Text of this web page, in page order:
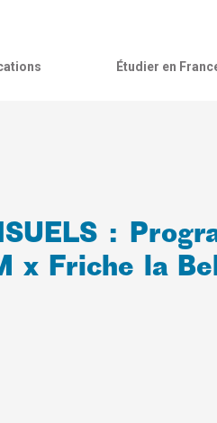
Étudier en
:
x Friche la